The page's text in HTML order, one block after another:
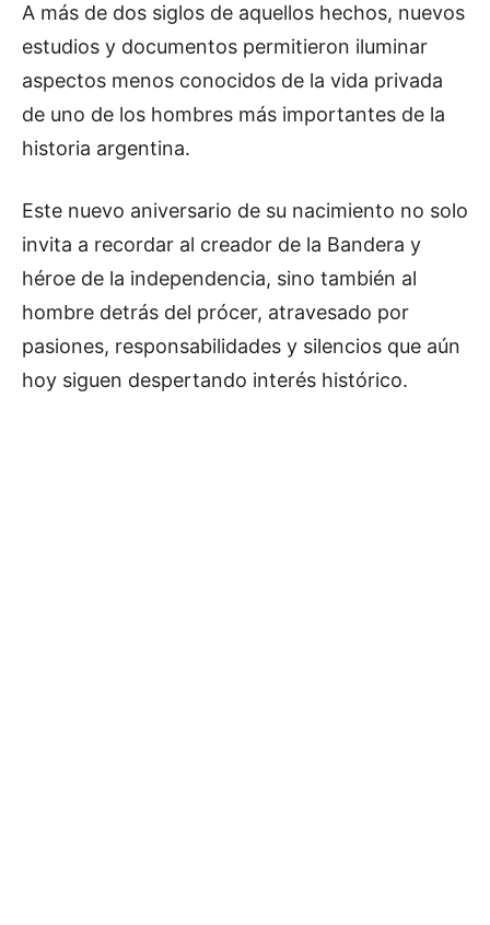
A más de dos siglos de aquellos hechos, nuevos
estudios y documentos permitieron iluminar
aspectos menos conocidos de la vida privada
de uno de los hombres más importantes de la
historia argentina.
Este nuevo aniversario de su nacimiento no solo
invita a recordar al creador de la Bandera y
héroe de la independencia, sino también al
hombre detrás del prócer, atravesado por
pasiones, responsabilidades y silencios que aún
hoy siguen despertando interés histórico.